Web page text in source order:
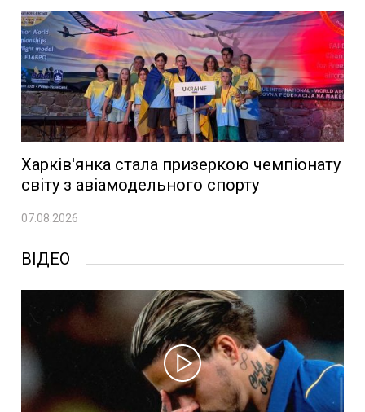
Харків'янка стала призеркою чемпіонату
світу з авіамодельного спорту
07.08.2026
ВІДЕО